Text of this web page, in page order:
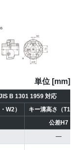
単位 [mm]
B 1301 1959 対応
W2）
キー溝高さ（T1・
公差H7
―